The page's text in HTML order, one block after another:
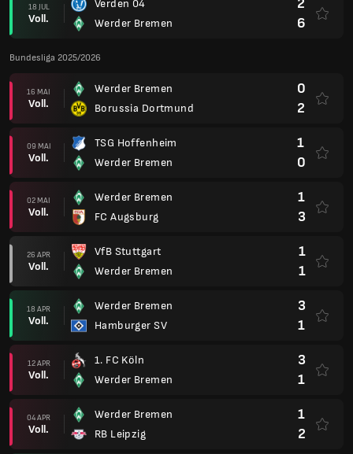
18 JUL
Voll.
Verden 04
Werder Bremen
2
6
Bundesliga 2025/2026
16 MAI
Voll.
Werder Bremen
Borussia Dortmund
0
2
09 MAI
Voll.
TSG Hoffenheim
Werder Bremen
1
0
02 MAI
Voll.
Werder Bremen
FC Augsburg
1
3
26 APR
Voll.
VfB Stuttgart
Werder Bremen
1
1
18 APR
Voll.
Werder Bremen
Hamburger SV
3
1
12 APR
Voll.
1. FC Köln
Werder Bremen
3
1
04 APR
Voll.
Werder Bremen
RB Leipzig
1
2